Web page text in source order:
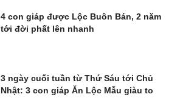
4 con giáp được Lộc Buôn Bán, 2 năm
tới đời phất lên nhanh
3 ngày cuối tuần từ Thứ Sáu tới Chủ
Nhật: 3 con giáp Ăn Lộc Mẫu giàu to